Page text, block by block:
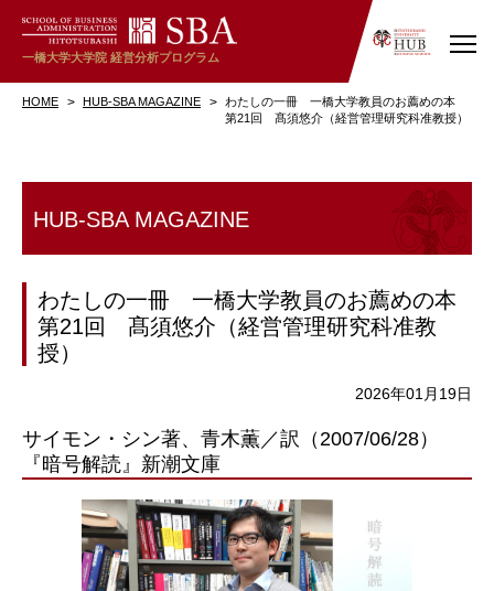
一橋大学大学院 経営分析プログラム
HOME HUB-SBA MAGAZINE
わたしの一冊 一橋大学教員のお薦めの本
第21回 髙須悠介（経営管理研究科准教授）
HUB-SBA MAGAZINE
わたしの一冊 一橋大学教員のお薦めの本
第21回 髙須悠介（経営管理研究科准教
授）
2026年01月19日
サイモン・シン著、青木薫／訳（2007/06/28）
『暗号解読』新潮文庫